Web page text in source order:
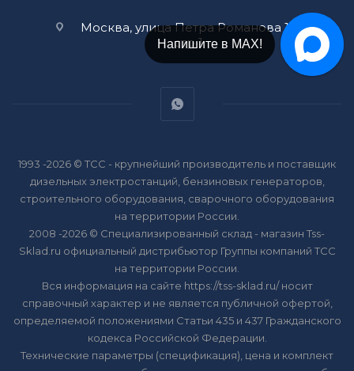
Москва, улица Петра Романова 14
стр 1
1993 -2026 © ТСС - крупнейший производитель и поставщик
дизельных электростанций, бензиновых генераторов,
строительного оборудования, сварочного оборудования
на территории России.
2008 -2026 © Специализированный склад - магазин Tss-
Sklad.ru официальный дистрибьютор Группы компаний ТСС
на территории России.
Вся информация на сайте https://tss-sklad.ru/ носит
справочный характер и не является публичной офертой,
определяемой положениями Статьи 435 и 437 Гражданского
кодекса Российской Федерации.
Технические параметры (спецификация), цена и комплект
Напишите в МАХ!